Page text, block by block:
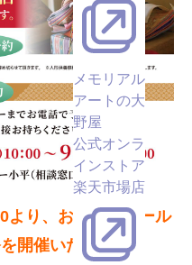
メモリアル
アートの大
野屋
公式オンラ
インストア
楽天市場店
り、おおのやホール
開催いたします